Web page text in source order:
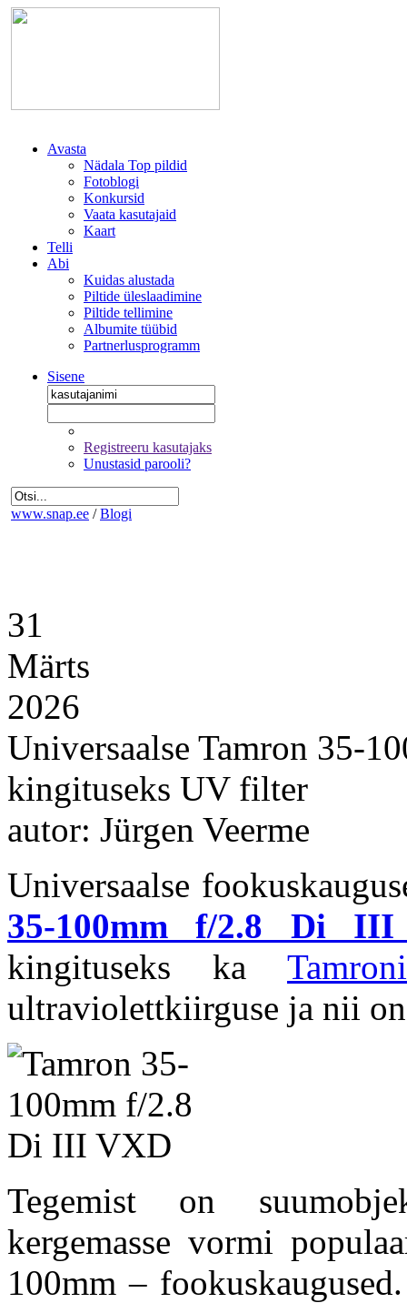
Avasta
Nädala Top pildid
Fotoblogi
Konkursid
Vaata kasutajaid
Kaart
Telli
Abi
Kuidas alustada
Piltide üleslaadimine
Piltide tellimine
Albumite tüübid
Partnerlusprogramm
Sisene
Registreeru kasutajaks
Unustasid parooli?
www.snap.ee / Blogi
31
Märts
2026
Universaalse Tamron 35-
kingituseks UV filter
autor: Jürgen Veerme
Universaalse
35-100mm f/2.8 Di
kingituseks ka
ultraviolettkiirguse ja nii
Tegemist on
kergemasse vormi
100mm –